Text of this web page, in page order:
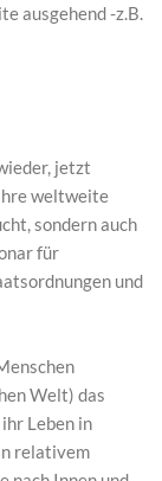
ausgehend -z.B.
jetzt
weltweite
sondern auch
für
und
Welt) das
Leben in
relativem